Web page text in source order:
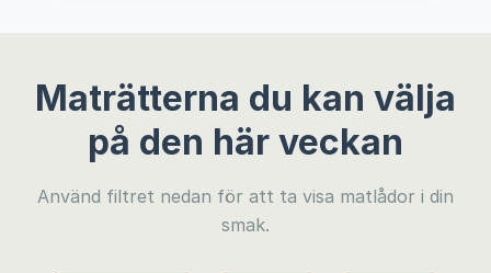
Maträtterna du kan välja
på den här veckan
Använd filtret nedan för att ta visa matlådor i din
smak.